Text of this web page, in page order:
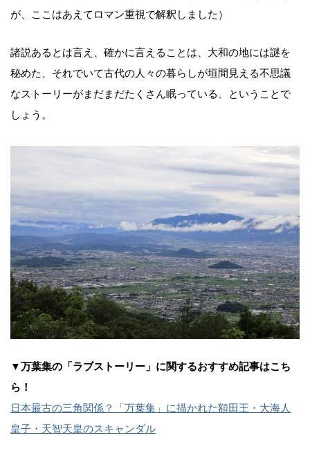
が、ここはあえてロマン重視で解釈しました）
諸説あるとは言え、確かに言えることは、大和の地には謎を
秘めた、それでいて古代の人々の暮らしが垣間見える不思議
なストーリーがまだまだたくさん眠っている、ということで
しょう。
▼万葉集の「ラブストーリー」に関するおすすめ記事はこち
ら！
日本最古の三角関係？「万葉集」に描かれた額田王・大海人
皇子・天智天皇のスキャンダル